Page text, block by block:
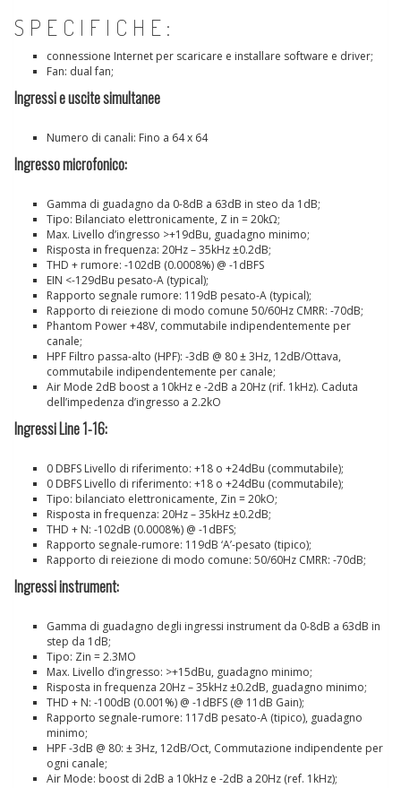
SPECIFICHE:
connessione Internet per scaricare e installare software e driver;
Fan: dual fan;
Ingressi e uscite simultanee
Numero di canali: Fino a 64 x 64
Ingresso microfonico:
Gamma di guadagno da 0-8dB a 63dB in steo da 1dB;
Tipo: Bilanciato elettronicamente, Z in = 20kΩ;
Max. Livello d’ingresso >+19dBu, guadagno minimo;
Risposta in frequenza: 20Hz – 35kHz ±0.2dB;
THD + rumore: -102dB (0.0008%) @ -1dBFS
EIN <-129dBu pesato-A (typical);
Rapporto segnale rumore: 119dB pesato-A (typical);
Rapporto di reiezione di modo comune 50/60Hz CMRR: -70dB;
Phantom Power +48V, commutabile indipendentemente per
canale;
HPF Filtro passa-alto (HPF): -3dB @ 80 ± 3Hz, 12dB/Ottava,
commutabile indipendentemente per canale;
Air Mode 2dB boost a 10kHz e -2dB a 20Hz (rif. 1kHz). Caduta
dell’impedenza d’ingresso a 2.2kO
Ingressi Line 1-16:
0 DBFS Livello di riferimento: +18 o +24dBu (commutabile);
0 DBFS Livello di riferimento: +18 o +24dBu (commutabile);
Tipo: bilanciato elettronicamente, Zin = 20kO;
Risposta in frequenza: 20Hz – 35kHz ±0.2dB;
THD + N: -102dB (0.0008%) @ -1dBFS;
Rapporto segnale-rumore: 119dB ‘A’-pesato (tipico);
Rapporto di reiezione di modo comune: 50/60Hz CMRR: -70dB;
Ingressi instrument:
Gamma di guadagno degli ingressi instrument da 0-8dB a 63dB in
step da 1dB;
Tipo: Zin = 2.3MO
Max. Livello d’ingresso: >+15dBu, guadagno minimo;
Risposta in frequenza 20Hz – 35kHz ±0.2dB, guadagno minimo;
THD + N: -100dB (0.001%) @ -1dBFS (@ 11dB Gain);
Rapporto segnale-rumore: 117dB pesato-A (tipico), guadagno
minimo;
HPF -3dB @ 80: ± 3Hz, 12dB/Oct, Commutazione indipendente per
ogni canale;
Air Mode: boost di 2dB a 10kHz e -2dB a 20Hz (ref. 1kHz);